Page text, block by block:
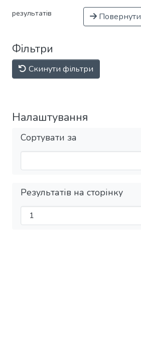
результатів
Фільтри
Скинути фільтри
Налаштування
Сортувати за
Результатів на сторінку